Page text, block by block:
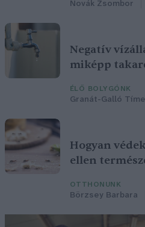
Novák Zsombor
Negatív
miképp
ÉLŐ BOLYGÓNK
Granát-Galló
Hogyan
ellen
OTTHONUNK
Börzsey Barbara